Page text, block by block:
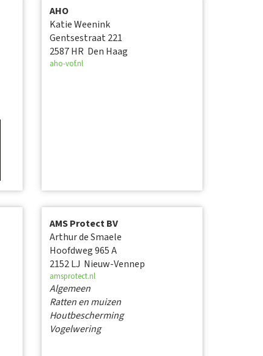
AHO
Katie Weenink
Gentsestraat 221
2587 HR Den Haag
aho-vof.nl
AMS Protect BV
Arthur de Smaele
Hoofdweg 965 A
2152 LJ Nieuw-Vennep
amsprotect.nl
Algemeen
Ratten en muizen
Houtbescherming
Vogelwering